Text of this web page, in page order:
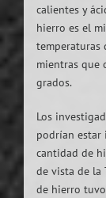
calientes y
hierro es el
temperaturas
mientras que
grados.
Los
podrían estar
cantidad de
de vista de la
de hierro